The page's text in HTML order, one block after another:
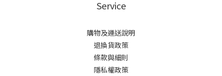
Service
購物及運送說明
退換貨政策
條款與細則
隱私權政策